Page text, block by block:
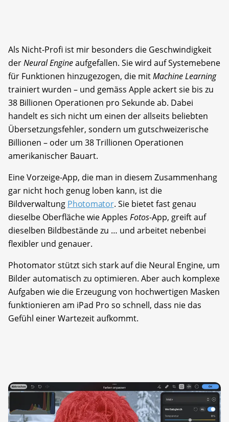
Als Nicht-Profi ist mir besonders die Geschwindigkeit
derNeural Engineaufgefallen. Sie wird auf Systemebene
für Funktionen hinzugezogen, die mitMachine Learning
trainiert wurden – und gemäss Apple ackert sie bis zu
38 Billionen Operationen pro Sekunde ab. Dabei
handelt es sich nicht um einen der allseits beliebten
Übersetzungsfehler, sondern um gutschweizerische
Billionen – oder um 38 Trillionen Operationen
amerikanischer Bauart.
Eine Vorzeige-App, die man in diesem Zusammenhang
gar nicht hoch genug loben kann, ist die
Bildverwaltung Photomator. Sie bietet fast genau
dieselbe Oberfläche wie Apples Fotos-App, greift auf
dieselben Bildbestände zu … und arbeitet nebenbei
flexibler und genauer.
Photomator stützt sich stark auf die Neural Engine, um
Bilder automatisch zu optimieren. Aber auch komplexe
Aufgaben wie die Erzeugung von hochwertigen Masken
funktionieren am iPad Pro so schnell, dass nie das
Gefühl einer Wartezeit aufkommt.